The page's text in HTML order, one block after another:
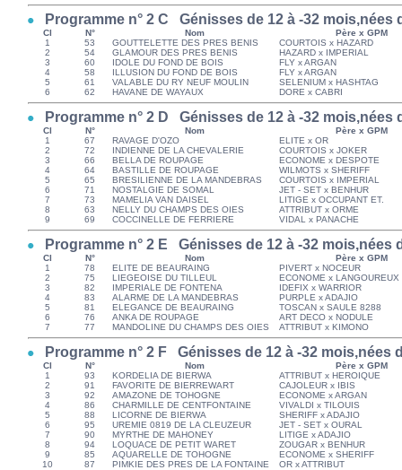
Programme n° 2 C Génisses de 12 à -32 mois,nées
Cl N° Nom
Père x GPM
1
53 GOUTTELETTE DES PRES BENIS
COURTOIS x HAZARD
2
54 GLAMOUR DES PRES BENIS
HAZARD x IMPERIAL
3
60 IDOLE DU FOND DE BOIS
FLY x ARGAN
4
58 ILLUSION DU FOND DE BOIS
FLY x ARGAN
5
61 VALABLE DU RY NEUF MOULIN
SELENIUM x HASHTAG
6
62 HAVANE DE WAYAUX DORE x CABRI
Programme n° 2 D Génisses de 12 à -32 mois,nées
Cl N° Nom
Père x GPM
1
67 RAVAGE D'OZO
ELITE x OR
2
72 INDIENNE DE LA CHEVALERIE
COURTOIS x JOKER
3
66 BELLA DE ROUPAGE
ECONOME x DESPOTE
4
64 BASTILLE DE ROUPAGE
WILMOTS x SHERIFF
5
65 BRESILIENNE DE LA MANDEBRAS
COURTOIS x IMPERIAL
6
71 NOSTALGIE DE SOMAL
JET - SET x BENHUR
7
73 MAMELIA VAN DAISEL
LITIGE x OCCUPANT ET.
8
63 NELLY DU CHAMPS DES OIES
ATTRIBUT x ORME
9
69 COCCINELLE DE FERRIERE VIDAL x PANACHE
Programme n° 2 E Génisses de 12 à -32 mois,nées
Cl N° Nom
Père x GPM
1
78 ELITE DE BEAURAING
PIVERT x NOCEUR
2
75 LIEGEOISE DU TILLEUL
ECONOME x LANGOUREUX
3
82 IMPERIALE DE FONTENA
IDEFIX x WARRIOR
4
83 ALARME DE LA MANDEBRAS
PURPLE x ADAJIO
5
81 ELEGANCE DE BEAURAING
TOSCAN x SAULE 8288
6
76 ANKA DE ROUPAGE
ART DECO x NODULE
7
77 MANDOLINE DU CHAMPS DES OIES ATTRIBUT x KIMONO
Programme n° 2 F Génisses de 12 à -32 mois,nées
Cl N° Nom
Père x GPM
1
93 KORDELIA DE BIERWA
ATTRIBUT x HEROIQUE
2
91 FAVORITE DE BIERREWART
CAJOLEUR x IBIS
3
92 AMAZONE DE TOHOGNE
ECONOME x ARGAN
4
86 CHARMILLE DE CENTFONTAINE
VIVALDI x TILOUIS
5
88 LICORNE DE BIERWA
SHERIFF x ADAJIO
6
95 UREMIE 0819 DE LA CLEUZEUR
JET - SET x OURAL
7
90 MYRTHE DE MAHONEY
LITIGE x ADAJIO
8
94 LOQUACE DE PETIT WARET
ZOUGAR x BENHUR
9
85 AQUARELLE DE TOHOGNE
ECONOME x SHERIFF
10
87 PIMKIE DES PRES DE LA FONTAINE OR x ATTRIBUT